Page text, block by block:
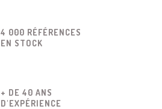
4 000 RÉFÉRENCES
EN STOCK
+ DE 40 ANS
D'EXPÉRIENCE